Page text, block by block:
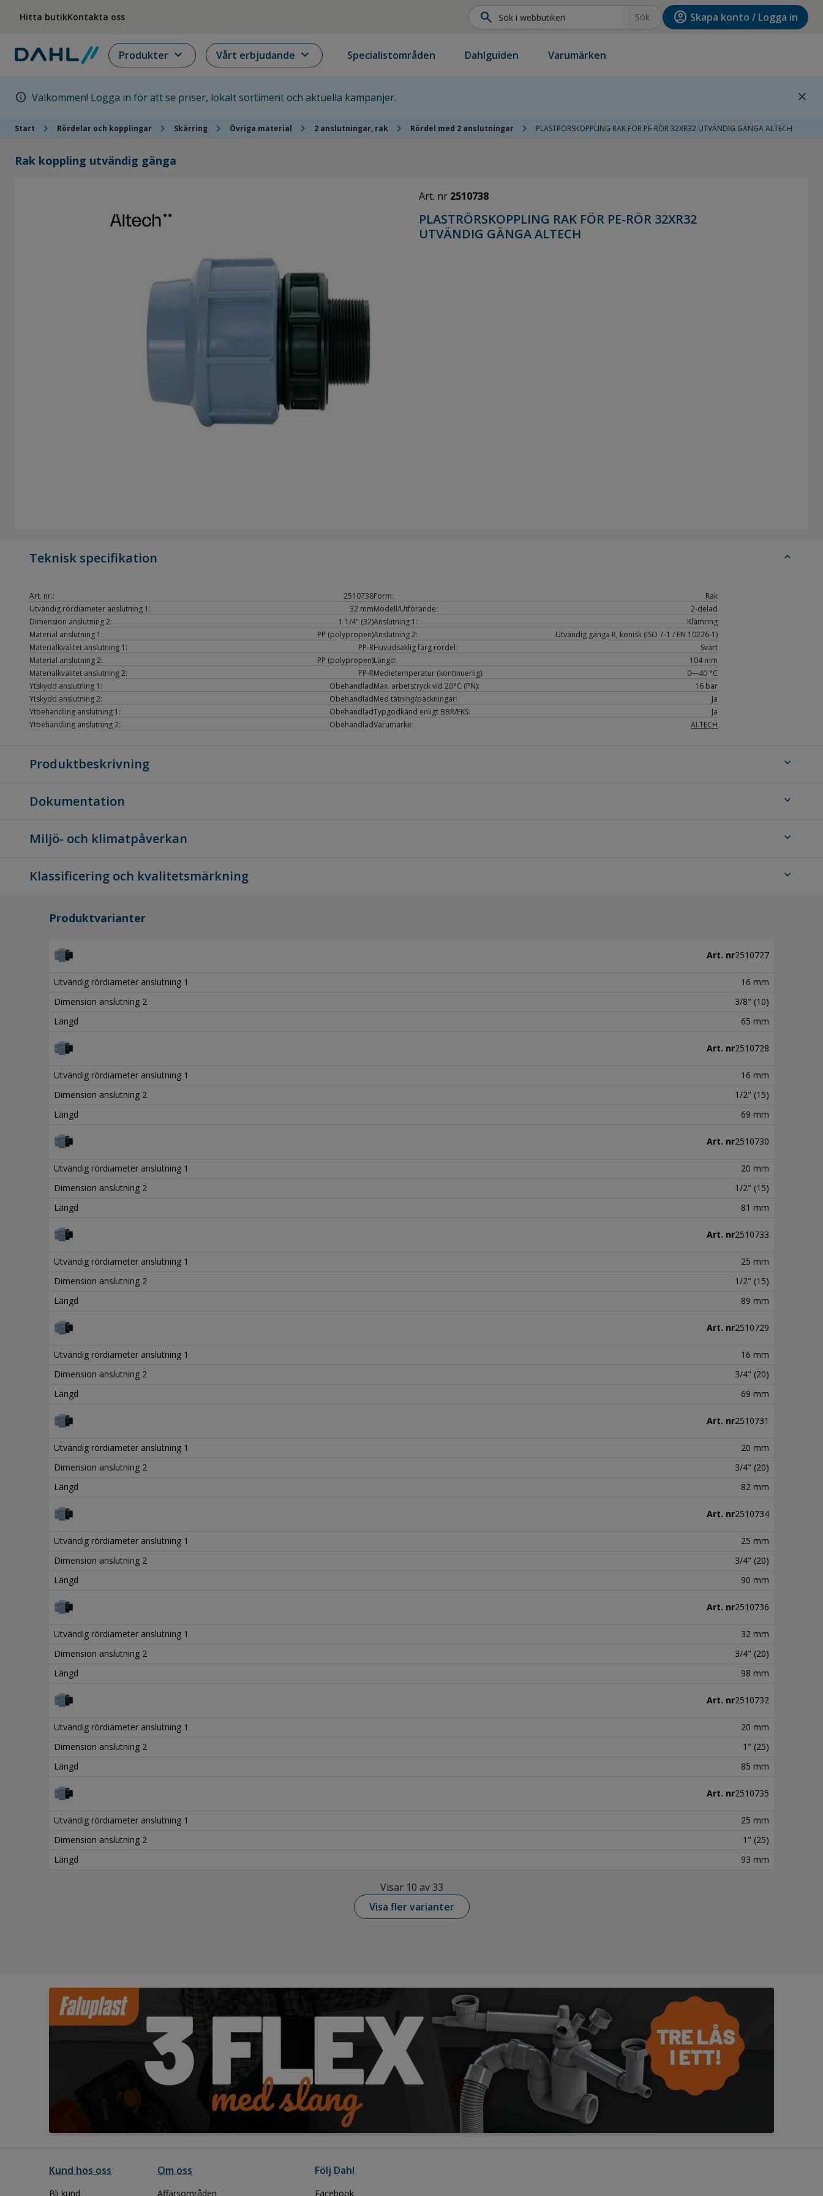
Hitta butikKontakta oss search Sök account_circle Skapa konto / Logga in
Produkter expand_more Vårt erbjudande expand_more Specialistområden Dahlguiden Varumärken
info Välkommen! Logga in för att se priser, lokalt sortiment och aktuella kampanjer. close
Start chevron_right Rördelar och kopplingar chevron_right Skärring chevron_right Övriga material chevron_right 2 anslutningar, rak chevron_right Rördel med 2 anslutningar chevron_right PLASTRÖRSKOPPLING RAK FÖR PE-RÖR 32XR32 UTVÄNDIG GÄNGA ALTECH
Rak koppling utvändig gänga
Art. nr 2510738
PLASTRÖRSKOPPLING RAK FÖR PE-RÖR 32XR32
UTVÄNDIG GÄNGA ALTECH
Teknisk specifikation expand_less
Art. nr.:
2510738
Utvändig rördiameter anslutning 1:
32 mm
Dimension anslutning 2:
1 1/4" (32)
Material anslutning 1:
PP (polypropen)
Materialkvalitet anslutning 1:
PP-R
Material anslutning 2:
PP (polypropen)
Materialkvalitet anslutning 2:
PP-R
Ytskydd anslutning 1:
Obehandlad
Ytskydd anslutning 2:
Obehandlad
Ytbehandling anslutning 1:
Obehandlad
Ytbehandling anslutning 2:
Obehandlad
Form:
Rak
Modell/Utförande:
2-delad
Anslutning 1:
Klämring
Anslutning 2:
Utvändig gänga R, konisk (ISO 7-1 / EN 10226-1)
Huvudsaklig färg rördel:
Svart
Längd:
104 mm
Medietemperatur (kontinuerlig):
0—40 °C
Max. arbetstryck vid 20°C (PN):
16 bar
Med tätning/packningar:
Ja
Typgodkänd enligt BBR/EKS:
Ja
Varumärke:
ALTECH
Produktbeskrivning expand_more
Dokumentation expand_more
Miljö- och klimatpåverkan expand_more
Klassificering och kvalitetsmärkning expand_more
Produktvarianter
Art. nr2510727
Utvändig rördiameter anslutning 1
16 mm
Dimension anslutning 2
3/8" (10)
Längd
65 mm
Art. nr2510728
Utvändig rördiameter anslutning 1
16 mm
Dimension anslutning 2
1/2" (15)
Längd
69 mm
Art. nr2510730
Utvändig rördiameter anslutning 1
20 mm
Dimension anslutning 2
1/2" (15)
Längd
81 mm
Art. nr2510733
Utvändig rördiameter anslutning 1
25 mm
Dimension anslutning 2
1/2" (15)
Längd
89 mm
Art. nr2510729
Utvändig rördiameter anslutning 1
16 mm
Dimension anslutning 2
3/4" (20)
Längd
69 mm
Art. nr2510731
Utvändig rördiameter anslutning 1
20 mm
Dimension anslutning 2
3/4" (20)
Längd
82 mm
Art. nr2510734
Utvändig rördiameter anslutning 1
25 mm
Dimension anslutning 2
3/4" (20)
Längd
90 mm
Art. nr2510736
Utvändig rördiameter anslutning 1
32 mm
Dimension anslutning 2
3/4" (20)
Längd
98 mm
Art. nr2510732
Utvändig rördiameter anslutning 1
20 mm
Dimension anslutning 2
1" (25)
Längd
85 mm
Art. nr2510735
Utvändig rördiameter anslutning 1
25 mm
Dimension anslutning 2
1" (25)
Längd
93 mm
Visar 10 av 33
Visa fler varianter
Kund hos oss
Bli kund
Om oss
Affärsområden
Följ Dahl
Facebook